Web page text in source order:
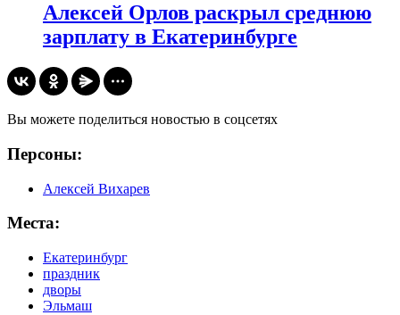
Алексей Орлов раскрыл среднюю
зарплату в Екатеринбурге
Вы можете поделиться новостью в соцсетях
Персоны:
Алексей Вихарев
Места:
Екатеринбург
праздник
дворы
Эльмаш